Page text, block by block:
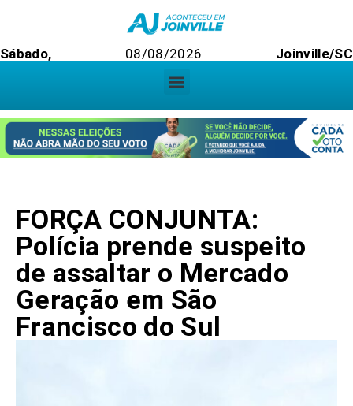
Sábado, 08/08/2026 Joinville/SC
FORÇA CONJUNTA:
Polícia prende suspeito
de assaltar o Mercado
Geração em São
Francisco do Sul